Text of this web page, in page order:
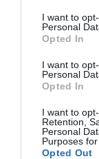
consent section.
I want to
Personal
Opted In
I want to
Personal
Opted In
I want to
Retention,
Personal
Purposes
Opted Out